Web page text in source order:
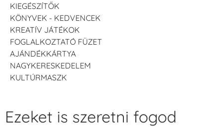
KIEGÉSZÍTŐK
KÖNYVEK - KEDVENCEK
KREATÍV JÁTÉKOK
FOGLALKOZTATÓ FÜZET
AJÁNDÉKKÁRTYA
NAGYKERESKEDELEM
KULTÚRMASZK
Ezeket is szeretni fogod